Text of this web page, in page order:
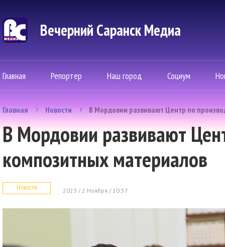
Вечерний Саранск Mедиа
Главная Репортер Наш город Социум
Главная Новости В Мордовии развивают Центр по
В Мордовии развивают
композитных материалов
Новости 2023 / 2 Ноября / 10:57